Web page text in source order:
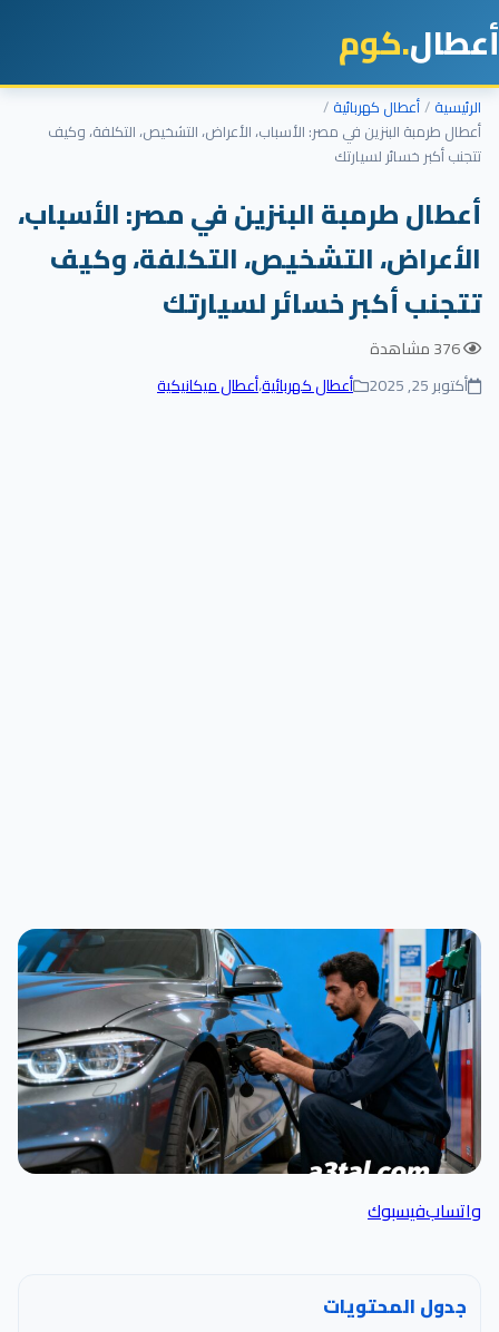
.كوم
أعطال كهربائية
طرمبة البنزين في مصر: الأسباب، الأعراض، التشخيص، التكلفة، وكيف
أكبر خسائر لسيارتك
طرمبة البنزين في مصر: الأسباب،
التشخيص، التكلفة، وكيف
أكبر خسائر لسيارتك
أكتوبر 25, 2025 أعطال كهربائية،أعطال ميكانيكية
فيسبوك
جدول المحتويات